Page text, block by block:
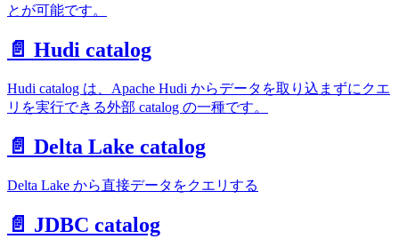
とが可能です。
📄️ Hudi catalog
Hudi catalog は、Apache Hudi からデータを取り込まずにクエ
リを実行できる外部 catalog の一種です。
📄️ Delta Lake catalog
Delta Lake から直接データをクエリする
📄️ JDBC catalog